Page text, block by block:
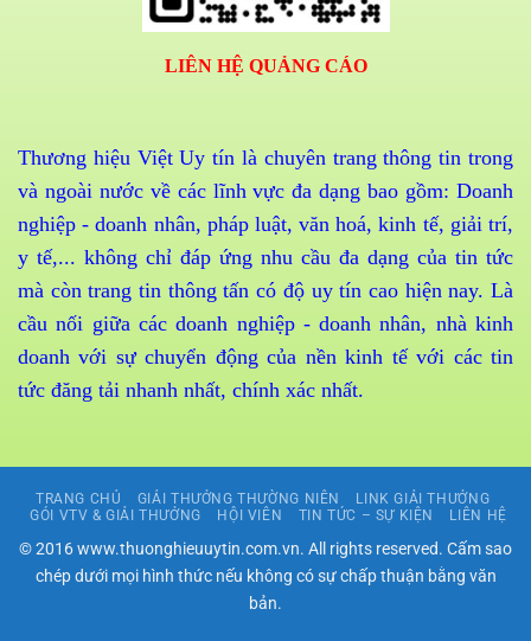
LIÊN HỆ QUẢNG CÁO
Thương hiệu Việt Uy tín là chuyên trang thông tin trong
và ngoài nước về các lĩnh vực đa dạng bao gồm: Doanh
nghiệp - doanh nhân, pháp luật, văn hoá, kinh tế, giải trí,
y tế,... không chỉ đáp ứng nhu cầu đa dạng của tin tức
mà còn trang tin thông tấn có độ uy tín cao hiện nay. Là
cầu nối giữa các doanh nghiệp - doanh nhân, nhà kinh
doanh với sự chuyển động của nền kinh tế với các tin
tức đăng tải nhanh nhất, chính xác nhất.
TRANG CHỦ GIẢI THƯỞNG THƯỜNG NIÊN
LINK GIẢI THƯỞNG
GÓI VTV & GIẢI THƯỞNG
HỘI VIÊN TIN TỨC – SỰ KIỆN LIÊN HỆ
© 2016 www.thuonghieuuytin.com.vn. All rights reserved. Cấm sao
chép dưới mọi hình thức nếu không có sự chấp thuận bằng văn
bản.